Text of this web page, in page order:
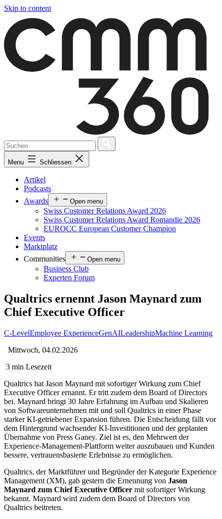
Skip to content
Menu Schliessen
Artikel
Podcasts
Awards
Open menu
Swiss Customer Relations Award 2026
Swiss Customer Relations Award Romandie 2026
EUROCC European Customer Champion
Events
Marktplatz
Communities
Open menu
Business Club
Experten Forum
Qualtrics ernennt Jason Maynard zum
Chief Executive Officer
C-LevelEmployee ExperienceGenAILeadershipMachine Learning
Mittwoch, 04.02.2026
3 min Lesezeit
Qualtrics hat Jason Maynard mit sofortiger Wirkung zum Chief
Executive Officer ernannt. Er tritt zudem dem Board of Directors
bei. Maynard bringt 30 Jahre Erfahrung im Aufbau und Skalieren
von Softwareunternehmen mit und soll Qualtrics in einer Phase
starker KI-getriebener Expansion führen. Die Entscheidung fällt vor
dem Hintergrund wachsender KI-Investitionen und der geplanten
Übernahme von Press Ganey. Ziel ist es, den Mehrwert der
Experience-Management-Plattform weiter auszubauen und Kunden
bessere, vertrauensbasierte Erlebnisse zu ermöglichen.
Qualtrics, der Marktführer und Begründer der Kategorie Experience
Management (XM), gab gestern die Ernennung von Jason
Maynard zum Chief Executive Officer mit sofortiger Wirkung
bekannt. Maynard wird zudem dem Board of Directors von
Qualtrics beitreten.